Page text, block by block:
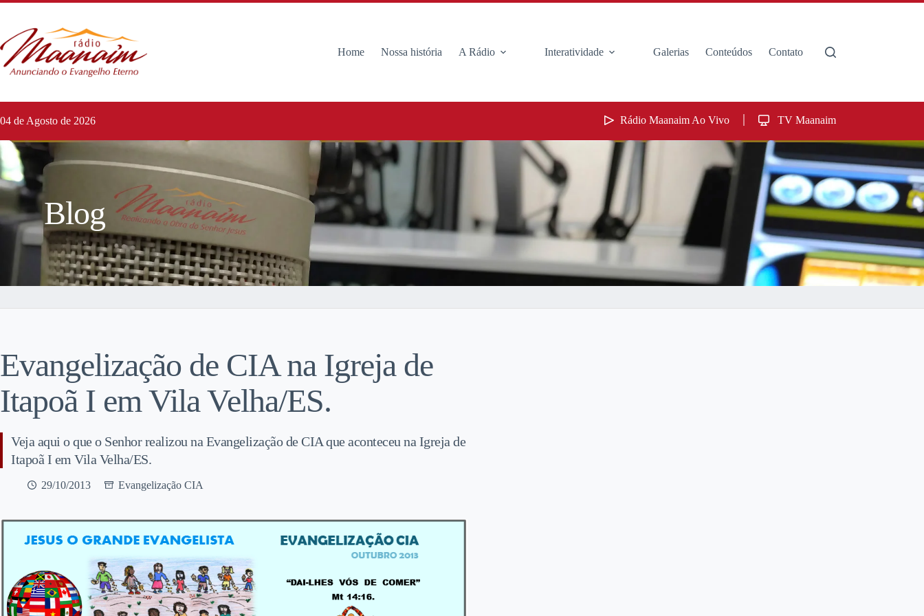
Home Nossa história A Rádio Interatividade Galerias Conteúdos Contato
04 de Agosto de 2026 Rádio Maanaim Ao Vivo TV Maanaim
Blog
Evangelização de CIA na Igreja de
Itapoã I em Vila Velha/ES.
Veja aqui o que o Senhor realizou na Evangelização de CIA que aconteceu na Igreja de
Itapoã I em Vila Velha/ES.
29/10/2013 Evangelização CIA